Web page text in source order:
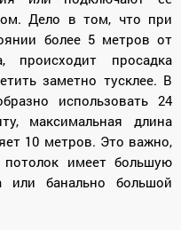
Дело в том, что при
более 5 метров от
происходит просадка
заметно тусклее. В
использовать 24
максимальная длина
10 метров. Это важно,
потолок имеет большую
или банально большой